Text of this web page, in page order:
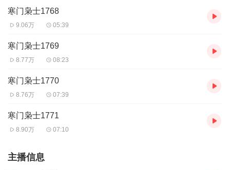
寒门枭士1768
9.06万 05:39
寒门枭士1769
8.77万 08:23
寒门枭士1770
8.76万 07:39
寒门枭士1771
8.90万 07:10
主播信息